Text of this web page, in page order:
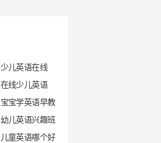
少儿英语在线
在线少儿英语
宝宝学英语早教
幼儿英语兴趣班
儿童英语哪个好